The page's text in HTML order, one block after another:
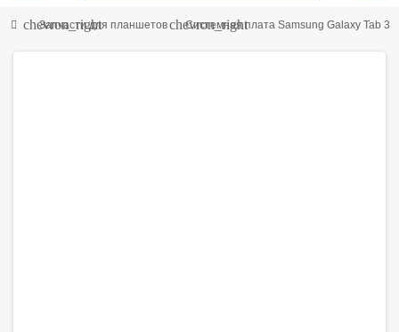
chevron_right
Запчасти для планшетовchevron_right
Системная плата Samsung Galaxy Tab 3